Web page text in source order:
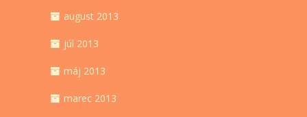
august 2013
júl 2013
máj 2013
marec 2013